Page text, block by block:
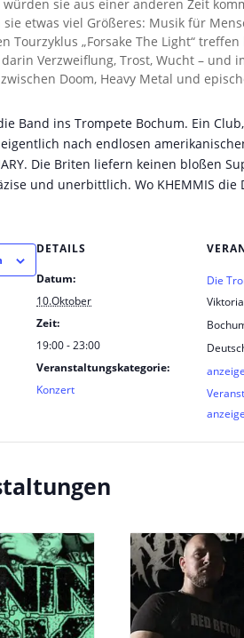
sie aus einer anderen Zeit
etwas viel Größeres: Musik für
Tourzyklus „Forsake The Light“
Verzweiflung, Trost, Wucht – und
Doom, Heavy Metal und
Band ins Trompete Bochum. Ein
nach endlosen
Die Briten liefern keinen
und unerbittlich. Wo KHEMMIS die
DETAILS
Datum:
10.Oktober
Zeit:
19:00 - 23:00
Veranstaltungskategorie:
Konzert
Die